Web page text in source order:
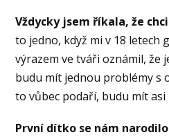
Vždycky jsem říkala, že
to jedno, když mi v 18 letech
výrazem ve tváři oznámil, že
budu mít jednou problémy s
to vůbec podaří, budu mít
První dítko se nám narodilo